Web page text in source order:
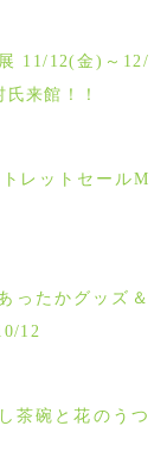
11/12(金)～12/
来館！！
レットセールM
ったかグッズ＆
12
茶碗と花のうつ